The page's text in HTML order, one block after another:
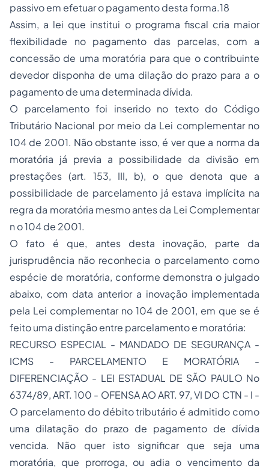
passivo em efetuar o pagamento desta forma.18
Assim, a lei que institui o programa fiscal cria maior
flexibilidade no pagamento das parcelas, com a
concessão de uma moratória para que o contribuinte
devedor disponha de uma dilação do prazo para a o
pagamento de uma determinada dívida.
O parcelamento foi inserido no texto do Código
Tributário Nacional por meio da Lei complementar no
104 de 2001. Não obstante isso, é ver que a norma da
moratória já previa a possibilidade da divisão em
prestações (art. 153, III, b), o que denota que a
possibilidade de parcelamento já estava implícita na
regra da moratória mesmo antes da Lei Complementar
n o 104 de 2001.
O fato é que, antes desta inovação, parte da
jurisprudência não reconhecia o parcelamento como
espécie de moratória, conforme demonstra o julgado
abaixo, com data anterior a inovação implementada
pela Lei complementar no 104 de 2001, em que se é
feito uma distinção entre parcelamento e moratória:
RECURSO ESPECIAL - MANDADO DE SEGURANÇA -
ICMS - PARCELAMENTO E MORATÓRIA -
DIFERENCIAÇÃO - LEI ESTADUAL DE SÃO PAULO No
6374/89, ART. 100 - OFENSA AO ART. 97, VI DO CTN - I -
O parcelamento do débito tributário é admitido como
uma dilatação do prazo de pagamento de dívida
vencida. Não quer isto significar que seja uma
moratória, que prorroga, ou adia o vencimento da